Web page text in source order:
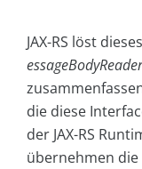
JAX-RS löst
essageBodyReader
die diese
der JAX-RS
übernehmen